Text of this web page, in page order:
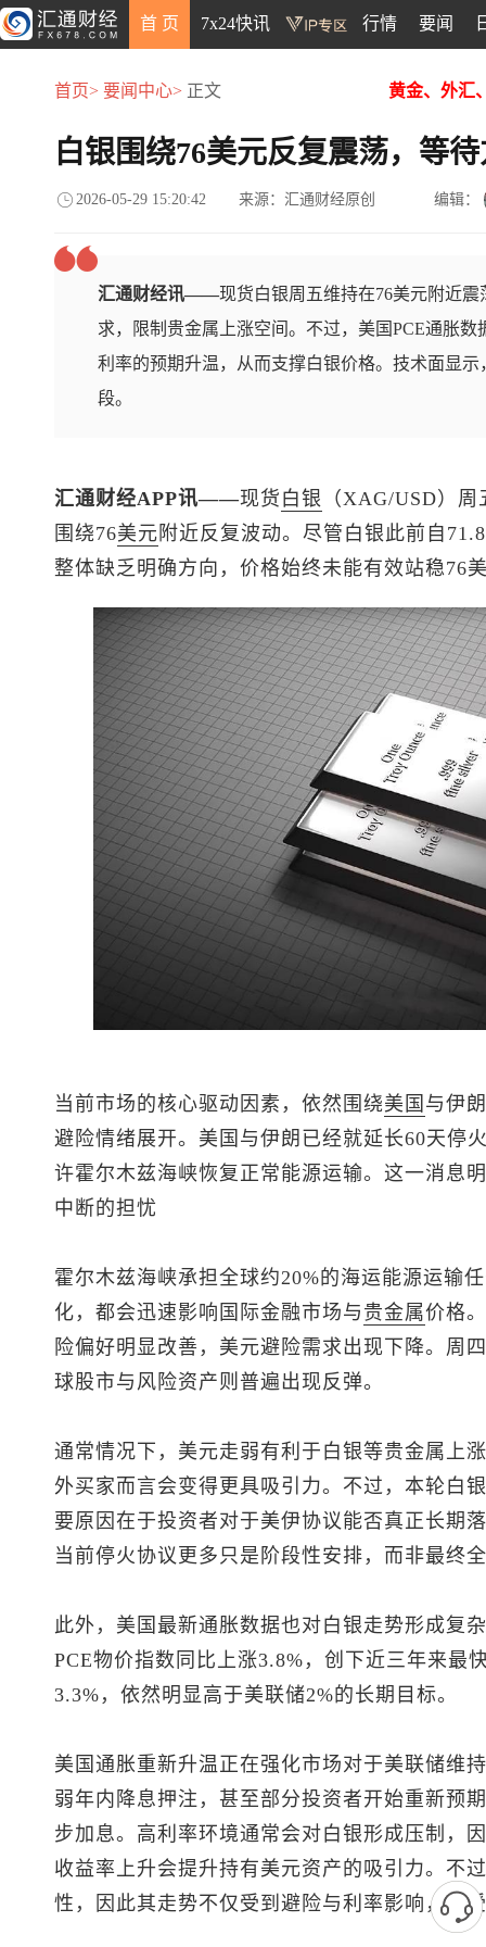
首 页 7x24快讯 行情 要闻
首页> 要闻中心> 正文 黄金、外汇
白银围绕76美元反复震荡，等
2026-05-29 15:20:42 来源：汇通财经原创 编辑：
汇通财经讯——现货白银周五维持在76美元附近
求，限制贵金属上涨空间。不过，美国PCE通胀
利率的预期升温，从而支撑白银价格。技术面显
段。
汇通财经APP讯——现货 白银 （XAG/USD）
围绕76美元 附近反复波动。尽管白银此前自
整体缺乏明确方向，价格始终未能有效站稳76
当前市场的核心驱动因素，依然围绕美国 与伊
避险情绪展开。美国与伊朗已经就延长60天停
许霍尔木兹海峡恢复正常能源运输。这一消息
中断的担忧
霍尔木兹海峡承担全球约20%的海运能源运输
化，都会迅速影响国际金融市场与 贵金属价格
险偏好明显改善，美元避险需求出现下降。周四
球股市与风险资产则普遍出现反弹。
通常情况下，美元走弱有利于白银等贵金属上
外买家而言会变得更具吸引力。不过，本轮白
要原因在于投资者对于美伊协议能否真正长期
当前停火协议更多只是阶段性安排，而非最终
此外，美国最新通胀数据也对白银走势形成复
PCE物价指数同比上涨3.8%，创下近三年来最
3.3%，依然明显高于美联储2%的长期目标。
美国通胀重新升温正在强化市场对于美联储维
弱年内降息押注，甚至部分投资者开始重新预
步加息。高利率环境通常会对白银形成压制，
收益率上升会提升持有美元资产的吸引力。不
性，因此其走势不仅受到避险与利率影响，还